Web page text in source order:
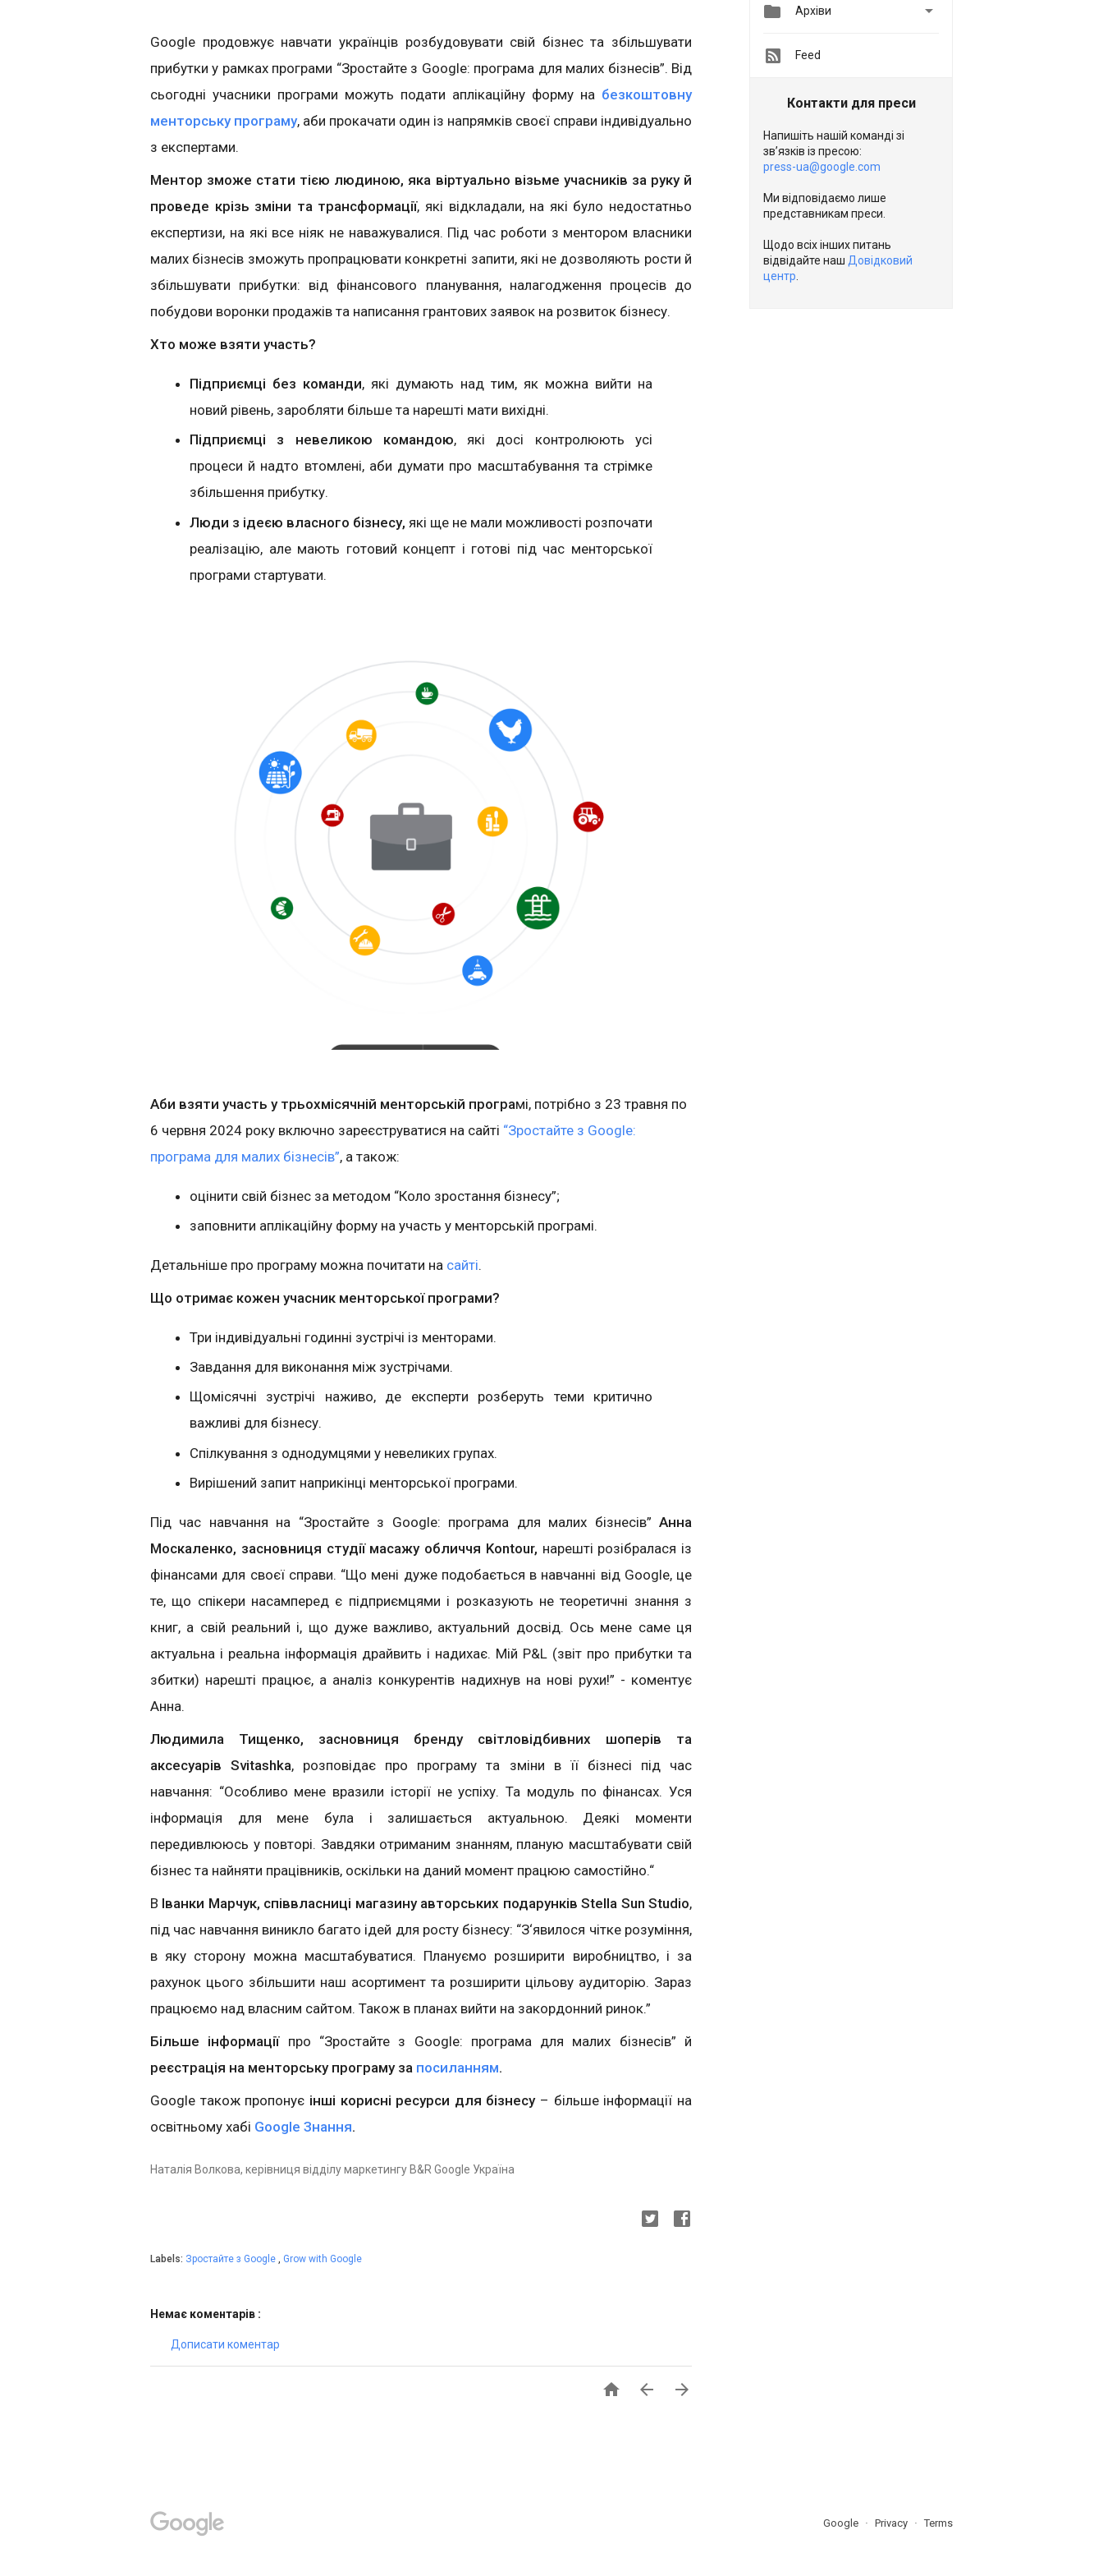
Google продовжує навчати українців розбудовувати свій бізнес та збільшувати
прибутки у рамках програми “Зростайте з Google: програма для малих бізнесів”. Від
сьогодні учасники програми можуть подати аплікаційну форму на безкоштовну
менторську програму, аби прокачати один із напрямків своєї справи індивідуально
з експертами.
Ментор зможе стати тією людиною, яка віртуально візьме учасників за руку й
проведе крізь зміни та трансформації, які відкладали, на які було недостатньо
експертизи, на які все ніяк не наважувалися. Під час роботи з ментором власники
малих бізнесів зможуть пропрацювати конкретні запити, які не дозволяють рости й
збільшувати прибутки: від фінансового планування, налагодження процесів до
побудови воронки продажів та написання грантових заявок на розвиток бізнесу.
Хто може взяти участь?
Підприємці без команди, які думають над тим, як можна вийти на
новий рівень, заробляти більше та нарешті мати вихідні.
Підприємці з невеликою командою, які досі контролюють усі
процеси й надто втомлені, аби думати про масштабування та стрімке
збільшення прибутку.
Люди з ідеєю власного бізнесу, які ще не мали можливості розпочати
реалізацію, але мають готовий концепт і готові під час менторської
програми стартувати.
Аби взяти участь у трьохмісячній менторській програмі, потрібно з 23 травня по
6 червня 2024 року включно зареєструватися на сайті “Зростайте з Google:
програма для малих бізнесів”, а також:
оцінити свій бізнес за методом “Коло зростання бізнесу”;
заповнити аплікаційну форму на участь у менторській програмі.
Детальніше про програму можна почитати на сайті.
Що отримає кожен учасник менторської програми?
Три індивідуальні годинні зустрічі із менторами.
Завдання для виконання між зустрічами.
Щомісячні зустрічі наживо, де експерти розберуть теми критично
важливі для бізнесу.
Спілкування з однодумцями у невеликих групах.
Вирішений запит наприкінці менторської програми.
Під час навчання на “Зростайте з Google: програма для малих бізнесів” Анна
Москаленко, засновниця студії масажу обличчя Kontour, нарешті розібралася із
фінансами для своєї справи. “Що мені дуже подобається в навчанні від Google, це
те, що спікери насамперед є підприємцями і розказують не теоретичні знання з
книг, а свій реальний і, що дуже важливо, актуальний досвід. Ось мене саме ця
актуальна і реальна інформація драйвить і надихає. Мій P&L (звіт про прибутки та
збитки) нарешті працює, а аналіз конкурентів надихнув на нові рухи!” - коментує
Анна.
Людимила Тищенко, засновниця бренду світловідбивних шоперів та
аксесуарів Svitashka, розповідає про програму та зміни в її бізнесі під час
навчання: “Особливо мене вразили історії не успіху. Та модуль по фінансах. Уся
інформація для мене була і залишається актуальною. Деякі моменти
передивлююсь у повторі. Завдяки отриманим знанням, планую масштабувати свій
бізнес та найняти працівників, оскільки на даний момент працюю самостійно.“
В Іванки Марчук, співвласниці магазину авторських подарунків Stella Sun Studio,
під час навчання виникло багато ідей для росту бізнесу: “З‘явилося чітке розуміння,
в яку сторону можна масштабуватися. Плануємо розширити виробництво, і за
рахунок цього збільшити наш асортимент та розширити цільову аудиторію. Зараз
працюємо над власним сайтом. Також в планах вийти на закордонний ринок.”
Більше інформації про “Зростайте з Google: програма для малих бізнесів” й
реєстрація на менторську програму за посиланням.
Google також пропонує інші корисні ресурси для бізнесу– більше інформації на
освітньому хабі Google Знання.
Наталія Волкова, керівниця відділу маркетингу B&R Google Україна
Labels: Зростайте з Google Grow with Google
Немає коментарів :
Дописати коментар
  
 Архіви 
Feed
Контакти для преси
Напишіть нашій команді зі
зв’язків із пресою:
press-ua@google.com
Ми відповідаємо лише
представникам преси.
Щодо всіх інших питань
відвідайте наш Довідковий
центр
Google Privacy Terms